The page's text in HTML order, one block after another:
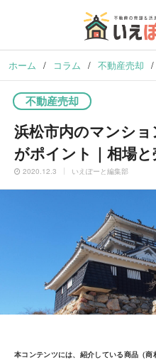
ホーム / コラム / 不動産売却 /
不動産売却
浜松市内のマンシ
がポイント｜相場
2020.12.3 いえぽーと編集部
本コンテンツには、紹介している商品（